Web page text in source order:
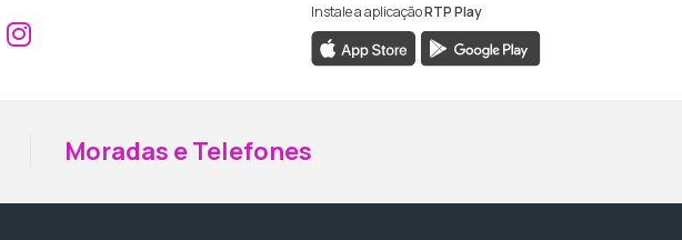
Aceder ao Facebook da RTP Madeira
Aceder ao Instagram da RTP Madeira
Instale a aplicaçãoRTP Play
Moradas e Telefones